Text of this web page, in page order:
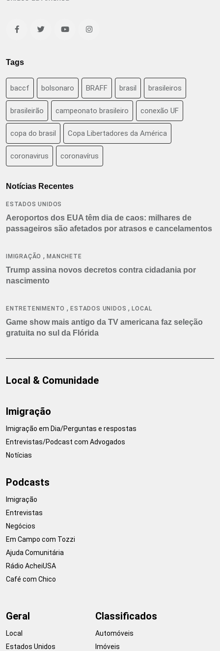
Tags
baccf bolsonaro BRAFF brasil brasileiros
brasileirão campeonato brasileiro conexão UF
copa do brasil Copa Libertadores da América
coronavirus coronavírus
Notícias Recentes
ESTADOS UNIDOS
Aeroportos dos EUA têm dia de caos: milhares de
passageiros são afetados por atrasos e cancelamentos
IMIGRAÇÃO ,MANCHETE
Trump assina novos decretos contra cidadania por
nascimento
ENTRETENIMENTO ,ESTADOS UNIDOS ,LOCAL
Game show mais antigo da TV americana faz seleção
gratuita no sul da Flórida
Local & Comunidade
Imigração
Imigração em Dia/Perguntas e respostas
Entrevistas/Podcast com Advogados
Notícias
Podcasts
Imigração
Entrevistas
Negócios
Em Campo com Tozzi
Ajuda Comunitária
Rádio AcheiUSA
Café com Chico
Geral
Local
Estados Unidos
Classificados
Automóveis
Imóveis